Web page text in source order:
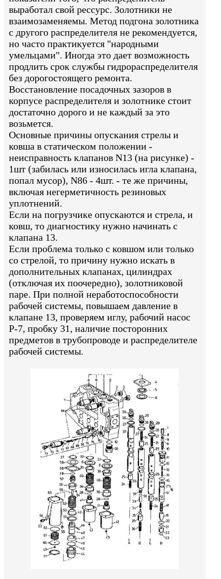
выработал свой рессурс. Золотники не
взаимозаменяемы. Метод подгона золотника
с другого распределителя не рекомендуется,
но часто практикуется "народными
умельцами". Иногда это дает возможность
продлить срок службы гидрораспределителя
без дорогостоящего ремонта.
Восстановление посадочных зазоров в
корпусе распределителя и золотнике стоит
достаточно дорого и не каждый за это
возьмется.
Основные причины опускания стрелы и
ковша в статическом положении -
неисправность клапанов N13 (на рисунке) -
1шт (забилась или износилась игла клапана,
попал мусор), N86 - 4шт. - те же причины,
включая негерметичность резиновых
уплотнений.
Если на погрузчике опускаются и стрела, и
ковш, то диагностику нужно начинать с
клапана 13.
Если проблема только с ковшом или только
со стрелой, то причину нужно искать в
дополнительных клапанах, цилиндрах
(отключая их поочередно), золотниковой
паре. При полной неработоспособности
рабочей системы, повышаем давление в
клапане 13, проверяем иглу, рабочий насос
P-7, пробку 31, наличие посторонних
предметов в трубопроводе и распределителе
рабочей системы.